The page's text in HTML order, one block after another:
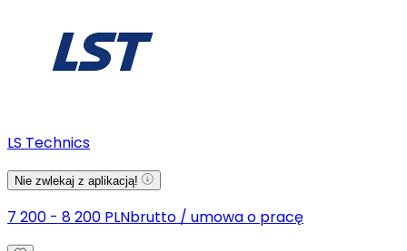
LS Technics
Nie zwlekaj z aplikacją!
7 200 - 8 200 PLNbrutto / umowa o pracę